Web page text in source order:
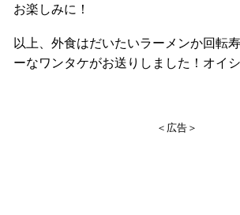
お楽しみに！
以上、外食はだいたいラーメンか回転
ーなワンタケがお送りしました！オイ
＜広告＞